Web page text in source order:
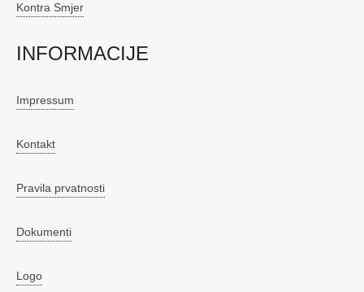
Kontra Smjer
INFORMACIJE
Impressum
Kontakt
Pravila prvatnosti
Dokumenti
Logo